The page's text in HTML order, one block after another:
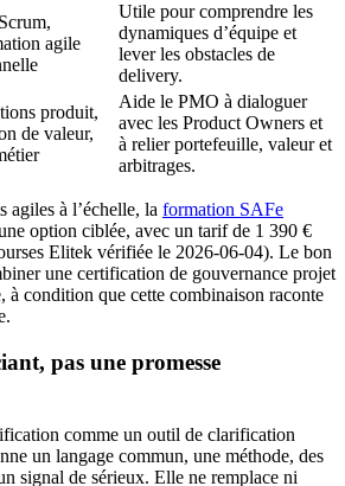
agile
Utile pour comprendre les
dynamiques d’équipe et
lever les obstacles de
delivery.
produit,
de valeur,
Aide le PMO à dialoguer
avec les Product Owners et
à relier portefeuille, valeur et
arbitrages.
agiles à l’échelle, la formation SAFe
option ciblée, avec un tarif de 1 390 €
Elitek vérifiée le 2026-06-04). Le bon
une certification de gouvernance projet
à condition que cette combinaison raconte
pas une promesse
comme un outil de clarification
un langage commun, une méthode, des
signal de sérieux. Elle ne remplace ni